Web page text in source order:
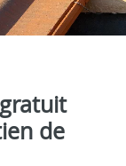
de